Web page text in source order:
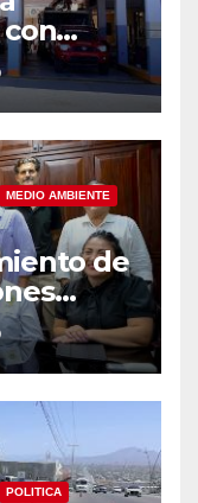
con
MEDIO AMBIENTE
de
en el
POLITICA